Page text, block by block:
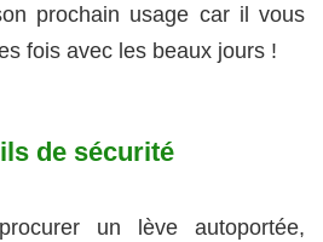
prochain usage car il vous
fois avec les beaux jours !
de sécurité
un lève autoportée,